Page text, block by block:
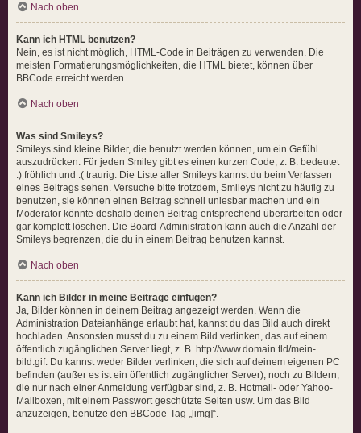
Nach oben
Kann ich HTML benutzen?
Nein, es ist nicht möglich, HTML-Code in Beiträgen zu verwenden. Die
meisten Formatierungsmöglichkeiten, die HTML bietet, können über
BBCode erreicht werden.
Nach oben
Was sind Smileys?
Smileys sind kleine Bilder, die benutzt werden können, um ein Gefühl
auszudrücken. Für jeden Smiley gibt es einen kurzen Code, z. B. bedeutet
:) fröhlich und :( traurig. Die Liste aller Smileys kannst du beim Verfassen
eines Beitrags sehen. Versuche bitte trotzdem, Smileys nicht zu häufig zu
benutzen, sie können einen Beitrag schnell unlesbar machen und ein
Moderator könnte deshalb deinen Beitrag entsprechend überarbeiten oder
gar komplett löschen. Die Board-Administration kann auch die Anzahl der
Smileys begrenzen, die du in einem Beitrag benutzen kannst.
Nach oben
Kann ich Bilder in meine Beiträge einfügen?
Ja, Bilder können in deinem Beitrag angezeigt werden. Wenn die
Administration Dateianhänge erlaubt hat, kannst du das Bild auch direkt
hochladen. Ansonsten musst du zu einem Bild verlinken, das auf einem
öffentlich zugänglichen Server liegt, z. B. http://www.domain.tld/mein-
bild.gif. Du kannst weder Bilder verlinken, die sich auf deinem eigenen PC
befinden (außer es ist ein öffentlich zugänglicher Server), noch zu Bildern,
die nur nach einer Anmeldung verfügbar sind, z. B. Hotmail- oder Yahoo-
Mailboxen, mit einem Passwort geschützte Seiten usw. Um das Bild
anzuzeigen, benutze den BBCode-Tag „[img]“.